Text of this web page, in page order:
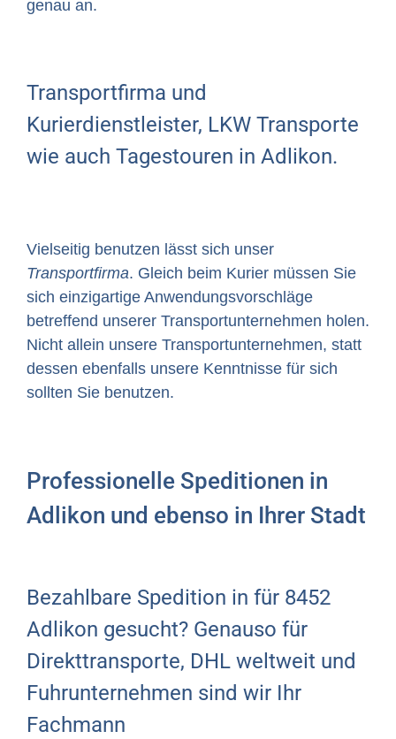
genau an.
Transportfirma und
Kurierdienstleister, LKW Transporte
wie auch Tagestouren in Adlikon.
Vielseitig benutzen lässt sich unser
Transportfirma. Gleich beim Kurier müssen Sie
sich einzigartige Anwendungsvorschläge
betreffend unserer Transportunternehmen holen.
Nicht allein unsere Transportunternehmen, statt
dessen ebenfalls unsere Kenntnisse für sich
sollten Sie benutzen.
Professionelle Speditionen in
Adlikon und ebenso in Ihrer Stadt
Bezahlbare Spedition in für 8452
Adlikon gesucht? Genauso für
Direkttransporte, DHL weltweit und
Fuhrunternehmen sind wir Ihr
Fachmann